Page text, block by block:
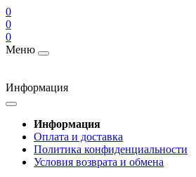
0
0
0
Меню
Информация
Информация
Оплата и доставка
Политика конфиденциальности
Условия возврата и обмена